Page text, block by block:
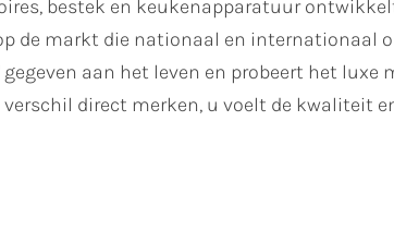
bestek en keukenapparatuur
de markt die nationaal en internationaal
aan het leven en probeert het
direct merken, u voelt de kwaliteit